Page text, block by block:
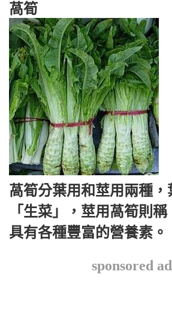
萵筍
萵筍分葉用和莖用兩種，
「生菜」，莖用萵筍則
具有各種豐富的營養素。
sponsored